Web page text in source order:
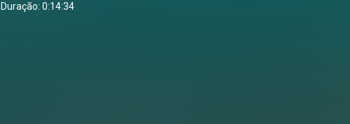
Duração: 0:14:34